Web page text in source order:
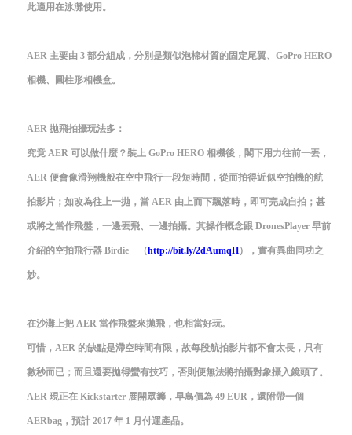
此適用在泳灘使用。
AER 主要由 3 部分組成，分別是類似泡棉材質的固定尾翼、GoPro HERO
相機、圓柱形相機盒。
AER 拋飛拍攝玩法多：
究竟 AER 可以做什麼？裝上 GoPro HERO 相機後，閣下用力往前一丟，
AER 便會像滑翔機般在空中飛行一段短時間，從而拍得近似空拍機的航
拍影片；如改為往上一拋，當 AER 由上而下飄落時，即可完成自拍；甚
或將之當作飛盤，一邊丟飛、一邊拍攝。其操作概念跟 DronesPlayer 早前
介紹的空拍飛行器 Birdie （http://bit.ly/2dAumqH），實有異曲同功之
妙。
在沙灘上把 AER 當作飛盤來拋飛，也相當好玩。
可惜，AER 的缺點是滯空時間有限，故每段航拍影片都不會太長，只有
數秒而已；而且還要拋得蠻有技巧，否則便無法將拍攝對象攝入鏡頭了。
AER 現正在 Kickstarter 展開眾籌，早鳥價為 49 EUR，還附帶一個
AERbag，預計 2017 年 1 月付運產品。